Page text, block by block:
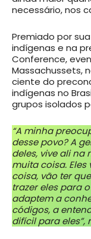
necessário, nos
Premiado por
indígenas e na
Conference,
Massachussets,
ciente do
indígenas no
grupos isolados
“A minha
desse povo? A
deles, vive ali na
muita coisa.
coisa, vão ter
trazer eles para
adaptem a
códigos, a
difícil para eles”,